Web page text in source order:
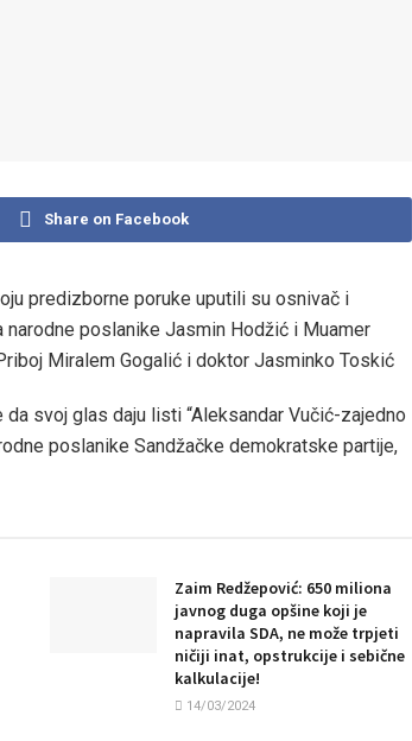
Share on Facebook
predizborne poruke uputili su osnivač i
poslanike Jasmin Hodžić i Muamer
Miralem Gogalić i doktor Jasminko Toskić
svoj glas daju listi “Aleksandar Vučić-zajedno
poslanike Sandžačke demokratske partije,
Zaim Redžepović: 650 miliona
javnog duga opšine koji je
napravila SDA, ne može trpjeti
ničiji inat, opstrukcije i sebične
kalkulacije!
14/03/2024